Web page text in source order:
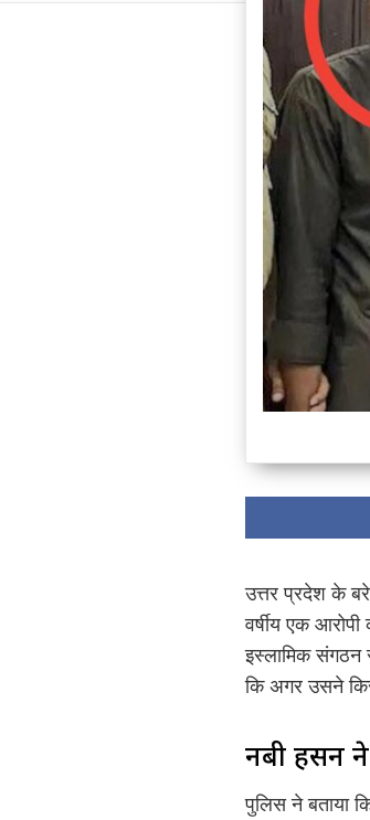
उत्तर प्रदेश के
वर्षीय एक
इस्लामिक संगठन
कि अगर उसने
नबी हसन
पुलिस ने बताया